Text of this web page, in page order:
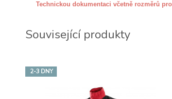
Technickou dokumentaci včetně rozměrů
Související produkty
2-3 DNY